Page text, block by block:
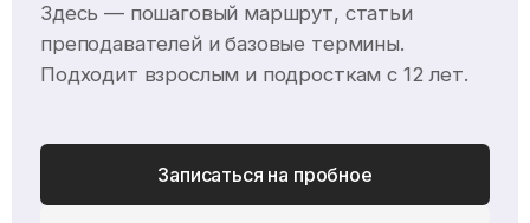
Здесь — пошаговый маршрут, статьи
преподавателей и базовые термины.
Подходит взрослым и подросткам с 12 лет.
Записаться на пробное